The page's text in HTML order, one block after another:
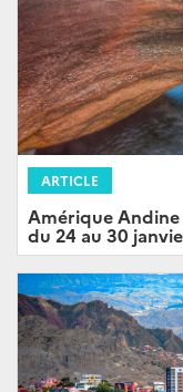
ARTICLE
Amérique Andine
du 24 au 30